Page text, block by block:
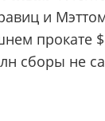
и
прокате
сборы не